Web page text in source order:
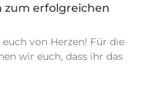
zum erfolgreichen
von Herzen! Für die
wir euch, dass ihr das